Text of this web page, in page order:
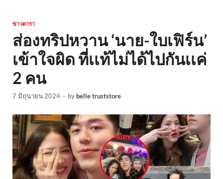
ข่าวดารา
ส่องทริปหวาน ‘นาย-ใบเฟิร์น’
เข้าใจผิด ที่เเท้ไม่ได้ไปกันเเค่
2 คน
7 มิถุนายน 2024 - bybelle truststore